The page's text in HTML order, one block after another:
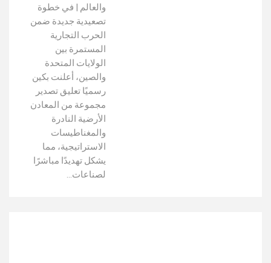
والعالم | في خطوة
تصعيدية جديدة ضمن
الحرب التجارية
المستمرة بين
الولايات المتحدة
والصين، أعلنت بكين
رسميًا تعليق تصدير
مجموعة من المعادن
الأرضية النادرة
والمغناطيسات
الاستراتيجية، مما
يشكل تهديدًا مباشرًا
لصناعات…